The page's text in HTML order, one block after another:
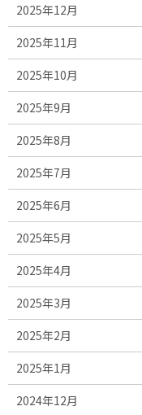
2025年12月
2025年11月
2025年10月
2025年9月
2025年8月
2025年7月
2025年6月
2025年5月
2025年4月
2025年3月
2025年2月
2025年1月
2024年12月